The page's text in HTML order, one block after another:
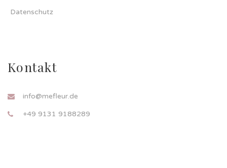
Datenschutz
Kontakt
info@mefleur.de
+49 9131 9188289